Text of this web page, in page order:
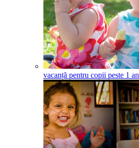
vacanță pentru copii peste 1 an